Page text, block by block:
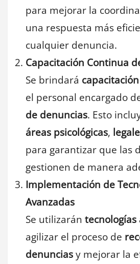
para mejorar la
una respuesta más
cualquier denuncia.
Capacitación Continua
Se brindará
el personal encargado
de denuncias. Esto
áreas psicológicas,
para garantizar que las
gestionen de manera
Implementación de
Avanzadas
Se utilizarán tecnologías
agilizar el proceso de
denunciasy mejorar la